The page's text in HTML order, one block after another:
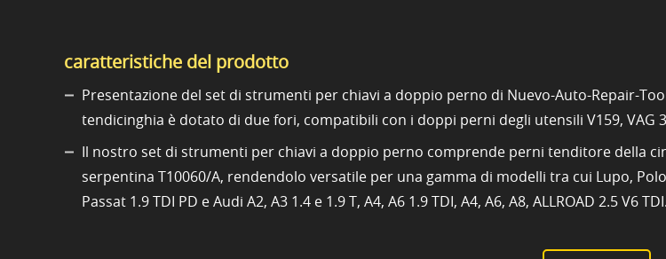
caratteristiche del prodotto
Presentazione del set di strumenti per chiavi a doppio perno di Nuevo-Auto-Repair-
tendicinghia è dotato di due fori, compatibili con i doppi perni degli utensili V159, VAG
Il nostro set di strumenti per chiavi a doppio perno comprende perni tenditore della
serpentina T10060/A, rendendolo versatile per una gamma di modelli tra cui Lupo, Polo
Passat 1.9 TDI PD e Audi A2, A3 1.4 e 1.9 T, A4, A6 1.9 TDI, A4, A6, A8, ALLROAD 2.5 V6 TDI.